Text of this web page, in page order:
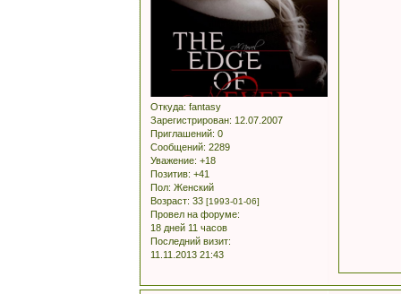
Откуда: fantasy
Зарегистрирован: 12.07.2007
Приглашений: 0
Сообщений: 2289
Уважение: +18
Позитив: +41
Пол: Женский
Возраст: 33 [1993-01-06]
Провел на форуме:
18 дней 11 часов
Последний визит:
11.11.2013 21:43